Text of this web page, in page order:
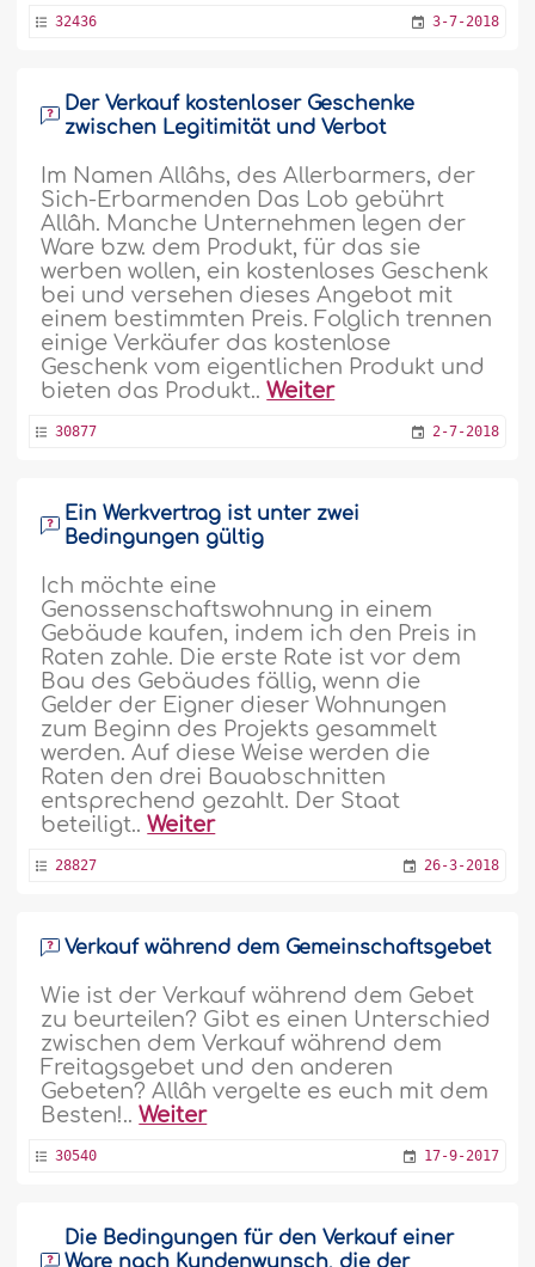
32436 3-7-2018
Der Verkauf kostenloser Geschenke
zwischen Legitimität und Verbot
Im Namen Allâhs, des Allerbarmers, der
Sich-Erbarmenden Das Lob gebührt
Allâh. Manche Unternehmen legen der
Ware bzw. dem Produkt, für das sie
werben wollen, ein kostenloses Geschenk
bei und versehen dieses Angebot mit
einem bestimmten Preis. Folglich trennen
einige Verkäufer das kostenlose
Geschenk vom eigentlichen Produkt und
bieten das Produkt..Weiter
30877 2-7-2018
Ein Werkvertrag ist unter zwei
Bedingungen gültig
Ich möchte eine
Genossenschaftswohnung in einem
Gebäude kaufen, indem ich den Preis in
Raten zahle. Die erste Rate ist vor dem
Bau des Gebäudes fällig, wenn die
Gelder der Eigner dieser Wohnungen
zum Beginn des Projekts gesammelt
werden. Auf diese Weise werden die
Raten den drei Bauabschnitten
entsprechend gezahlt. Der Staat
beteiligt..Weiter
28827 26-3-2018
Verkauf während dem Gemeinschaftsgebet
Wie ist der Verkauf während dem Gebet
zu beurteilen? Gibt es einen Unterschied
zwischen dem Verkauf während dem
Freitagsgebet und den anderen
Gebeten? Allâh vergelte es euch mit dem
Besten!..Weiter
30540 17-9-2017
Die Bedingungen für den Verkauf einer
Ware nach Kundenwunsch, die der